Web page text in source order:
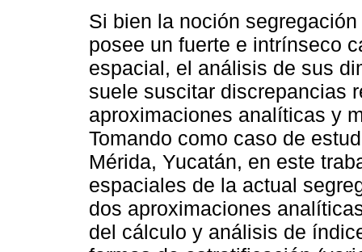
Si bien la noción
posee un fuerte e intrínseco
espacial, el análisis de sus
suele suscitar discrepancias
aproximaciones analíticas y
Tomando como caso de
Mérida, Yucatán, en este
espaciales de la actual
dos aproximaciones
del cálculo y análisis de